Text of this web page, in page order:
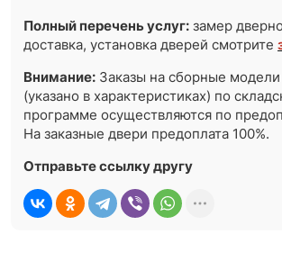
Полный перечень услуг: замер
доставка, установка дверей смотрите
Внимание: Заказы на сборные
(указано в характеристиках) по
программе осуществляются по
На заказные двери предоплата 100%.
Отправьте ссылку другу